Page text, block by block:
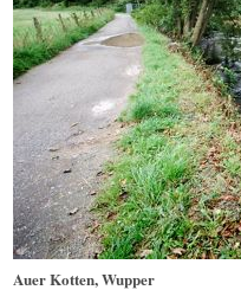
Auer Kotten, Wupper